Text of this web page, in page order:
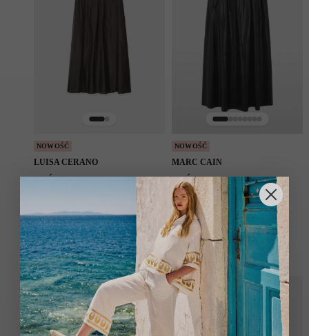
NOWOŚĆ
LUISA CERANO
SPÓDNICA Z
JEDWABNEJ ORGANZY
2089.00zł
NOWOŚĆ
MARC CAIN
SPÓDNICA Z IMITACJI
SKÓRY CZARNA
1079.00